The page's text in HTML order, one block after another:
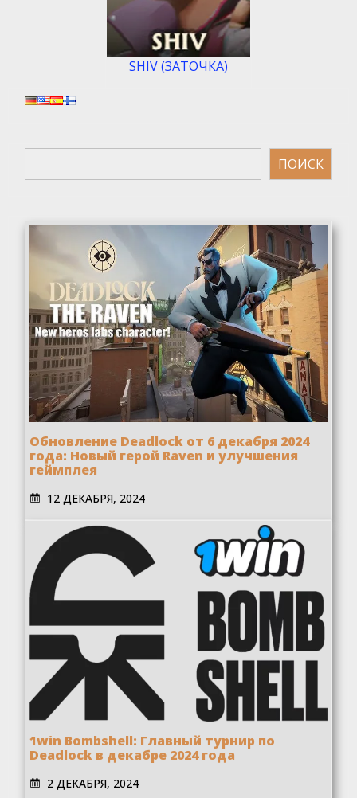
SHIV (ЗАТОЧКА)
Поиск
ПОИСК
Обновление Deadlock от 6 декабря 2024
года: Новый герой Raven и улучшения
геймплея
12 ДЕКАБРЯ, 2024
1win Bombshell: Главный турнир по
Deadlock в декабре 2024 года
2 ДЕКАБРЯ, 2024